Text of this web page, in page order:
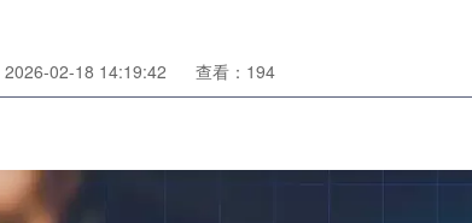
2026-02-18 14:19:42 查看：194